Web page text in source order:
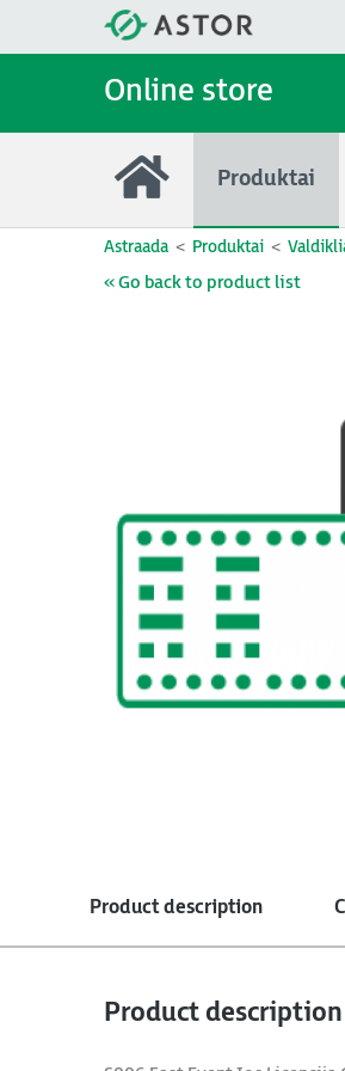
Online store
Produktai
Astraada Produktai
« Go back to product list
Product description
Product description